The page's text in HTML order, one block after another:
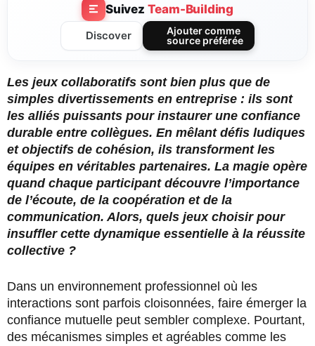
Suivez Team-Building
Discover
Ajouter comme
source préférée
Les jeux collaboratifs sont bien plus que de
simples divertissements en entreprise : ils sont
les alliés puissants pour instaurer une confiance
durable entre collègues. En mêlant défis ludiques
et objectifs de cohésion, ils transforment les
équipes en véritables partenaires. La magie opère
quand chaque participant découvre l’importance
de l’écoute, de la coopération et de la
communication. Alors, quels jeux choisir pour
insuffler cette dynamique essentielle à la réussite
collective ?
Dans un environnement professionnel où les
interactions sont parfois cloisonnées, faire émerger la
confiance mutuelle peut sembler complexe. Pourtant,
des mécanismes simples et agréables comme les